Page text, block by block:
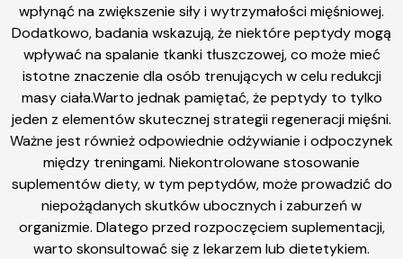
wpłynąć na zwiększenie siły i wytrzymałości mięśniowej.
Dodatkowo, badania wskazują, że niektóre peptydy mogą
wpływać na spalanie tkanki tłuszczowej, co może mieć
istotne znaczenie dla osób trenujących w celu redukcji
masy ciała.Warto jednak pamiętać, że peptydy to tylko
jeden z elementów skutecznej strategii regeneracji mięśni.
Ważne jest również odpowiednie odżywianie i odpoczynek
między treningami. Niekontrolowane stosowanie
suplementów diety, w tym peptydów, może prowadzić do
niepożądanych skutków ubocznych i zaburzeń w
organizmie. Dlatego przed rozpoczęciem suplementacji,
warto skonsultować się z lekarzem lub dietetykiem.